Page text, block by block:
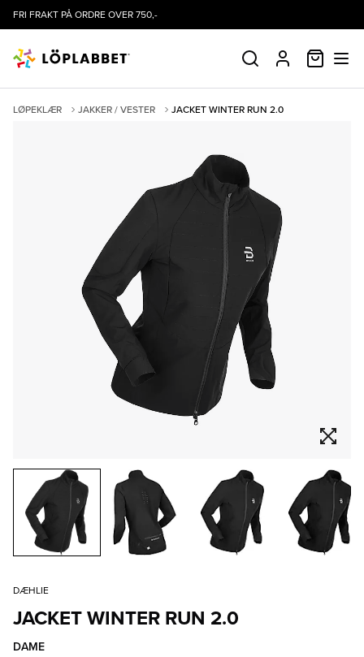
FRI FRAKT PÅ ORDRE OVER 750,-
SØK PROFIL
LØPEKLÆR JAKKER / VESTER JACKET WINTER RUN 2.0
DÆHLIE
JACKET WINTER RUN 2.0
DAME